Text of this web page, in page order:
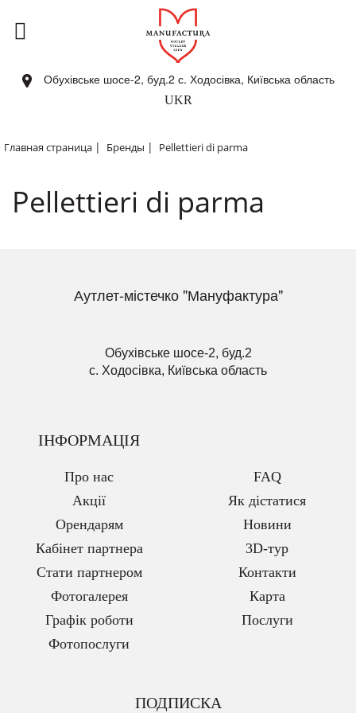
Обухівське шосе-2, буд.2 с. Ходосівка, Київська область
UKR
Главная страница | Бренды | Pellettieri di parma
Pellettieri di parma
Аутлет-містечко "Мануфактура"
Обухівське шосе-2, буд.2
с. Ходосівка, Київська область
ІНФОРМАЦІЯ
Про нас
Акції
Орендарям
Кабінет партнера
Стати партнером
Фотогалерея
Графік роботи
Фотопослуги
FAQ
Як дістатися
Новини
3D-тур
Контакти
Карта
Послуги
ПОДПИСКА